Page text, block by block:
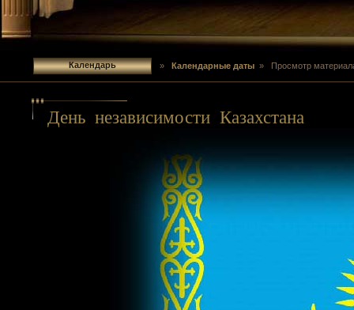
Календарь » Календарные даты » Просмотр
День независимости Казахстана